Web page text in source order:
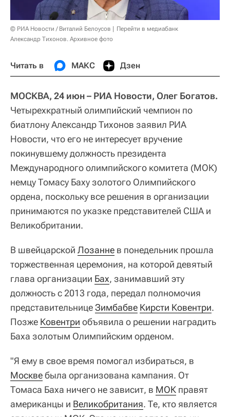
© РИА Новости / Виталий Белоусов
Перейти в медиабанк
Александр Тихонов. Архивное фото
Читать в МАКС Дзен
МОСКВА, 24 июн – РИА Новости, Олег Богатов.
Четырехкратный олимпийский чемпион по
биатлону Александр Тихонов заявил РИА
Новости, что его не интересует вручение
покинувшему должность президента
Международного олимпийского комитета (МОК)
немцу Томасу Баху золотого Олимпийского
ордена, поскольку все решения в организации
принимаются по указке представителей США и
Великобритании.
В швейцарской Лозанне в понедельник прошла
торжественная церемония, на которой девятый
глава организации Бах, занимавший эту
должность с 2013 года, передал полномочия
представительницеЗимбабве Кирсти Ковентри.
Позже Ковентри объявила о решении наградить
Баха золотым Олимпийским орденом.
"Я ему в свое время помогал избираться, в
Москвебыла организована кампания. От
Томаса Баха ничего не зависит, в МОК правят
американцы и Великобритания. Те, кто является